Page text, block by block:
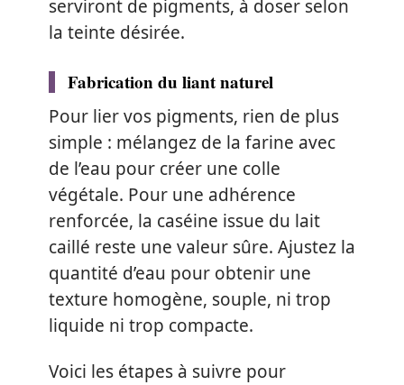
serviront de pigments, à doser selon
la teinte désirée.
Fabrication du liant naturel
Pour lier vos pigments, rien de plus
simple : mélangez de la farine avec
de l’eau pour créer une colle
végétale. Pour une adhérence
renforcée, la caséine issue du lait
caillé reste une valeur sûre. Ajustez la
quantité d’eau pour obtenir une
texture homogène, souple, ni trop
liquide ni trop compacte.
Voici les étapes à suivre pour